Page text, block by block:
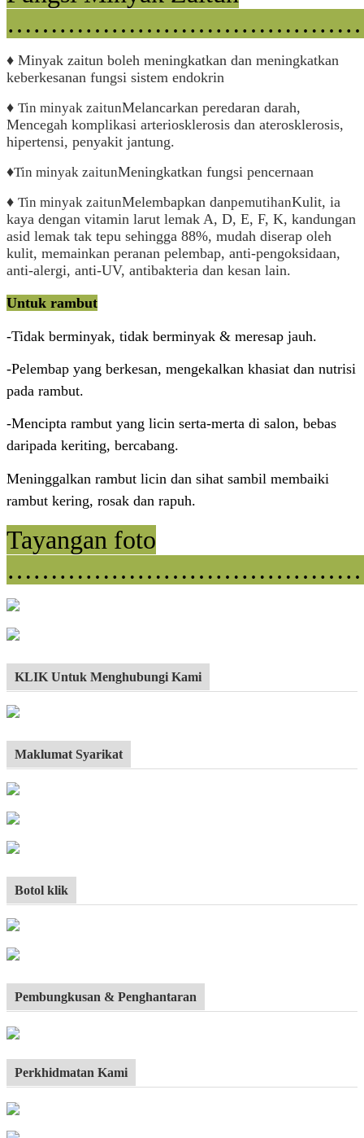
♦ Minyak zaitun boleh meningkatkan dan meningkatkan
keberkesanan fungsi sistem endokrin
♦ Tin minyak zaitunMelancarkan peredaran darah,
Mencegah komplikasi arteriosklerosis dan aterosklerosis,
hipertensi, penyakit jantung.
♦Tin minyak zaitunMeningkatkan fungsi pencernaan
♦ Tin minyak zaitunMelembapkan danpemutihanKulit, ia
kaya dengan vitamin larut lemak A, D, E, F, K, kandungan
asid lemak tak tepu sehingga 88%, mudah diserap oleh
kulit, memainkan peranan pelembap, anti-pengoksidaan,
anti-alergi, anti-UV, antibakteria dan kesan lain.
Untuk rambut
-Tidak berminyak, tidak berminyak & meresap jauh.
-Pelembap yang berkesan, mengekalkan khasiat dan nutrisi
pada rambut.
-Mencipta rambut yang licin serta-merta di salon, bebas
daripada keriting, bercabang.
Meninggalkan rambut licin dan sihat sambil membaiki
rambut kering, rosak dan rapuh.
Tayangan foto
KLIK Untuk Menghubungi Kami
Maklumat Syarikat
Botol klik
Pembungkusan & Penghantaran
Perkhidmatan Kami